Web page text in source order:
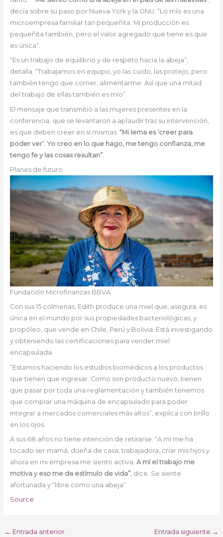
decía sobre su paso por Nueva York y la ONU. “Lo mío es una
microempresa familiar tan pequeñita. Mi producción es
pequeñita también, pero el valor agregado que tiene es que
es única”.
“Es un trabajo de equilibrio y de respeto hacia la abeja”,
detalla. “Trabajamos en equipo, yo las cuido, las protejo, pero
también tengo que comer, alimentarme. Así que una mitad
del trabajo de ellas también es mío”.
El mensaje que transmitió a las mujeres presentes en la
conferencia, que se levantaron a aplaudir tras su intervención,
es que deben creer en sí mismas. “Mi lema es ‘creer para
poder ver’. Yo creo en lo que hago, me tengo confianza, me
tengo fe y las cosas resultan”.
Planes de futuro
Fundación Microfinanzas BBVA
Con sus 15 colmenas, Edith produce una miel que, asegura, es
única en el mundo por sus propiedades bacteriológicas, y
propóleo, que vende en Chile, Perú y Bolivia. Está investigando
y obteniendo las certificaciones para vender miel
encapsulada.
“Estamos haciendo los estudios biomédicos a los productos
que tienen que ingresar. Como son producto nuevo, tienen
que pasar por toda una reglamentación y también tenemos
que comprar una máquina de encapsulado para poder
integrar a mercados comerciales más altos”, explica con brillo
en los ojos.
A sus 68 años no tiene intención de retirarse. “A mí me ha
tocado ser mamá, dueña de casa, trabajadora, criar mis hijos y
ahora en mi empresa me siento activa. A mí el trabajo me
motiva y eso me da estímulo de vida”, dice. Se siente
afortunada y “libre como una abeja”
Source
← Entrada anterior Entrada siguiente →